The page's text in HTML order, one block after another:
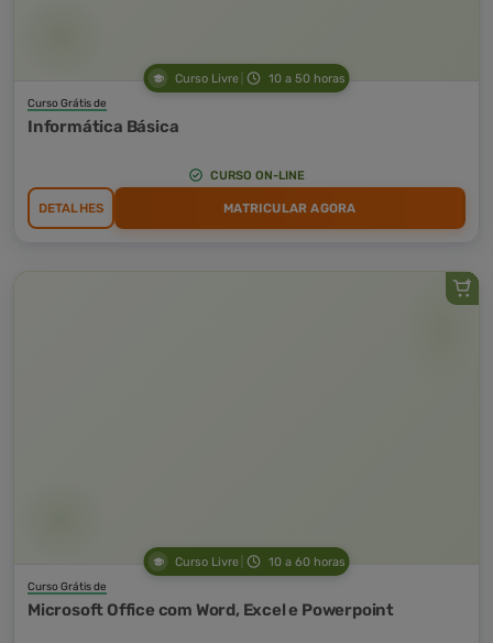
Curso Livre 10 a 50 horas
Curso Grátis de
Informática Básica
CURSO ON-LINE
DETALHES MATRICULAR AGORA
Curso Livre 10 a 60 horas
Curso Grátis de
Microsoft Office com Word, Excel e Powerpoint